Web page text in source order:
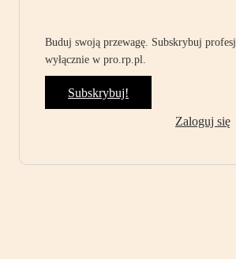
Buduj swoją przewagę. Subskrybuj
wyłącznie w pro.rp.pl.
Subskrybuj!
Zaloguj się